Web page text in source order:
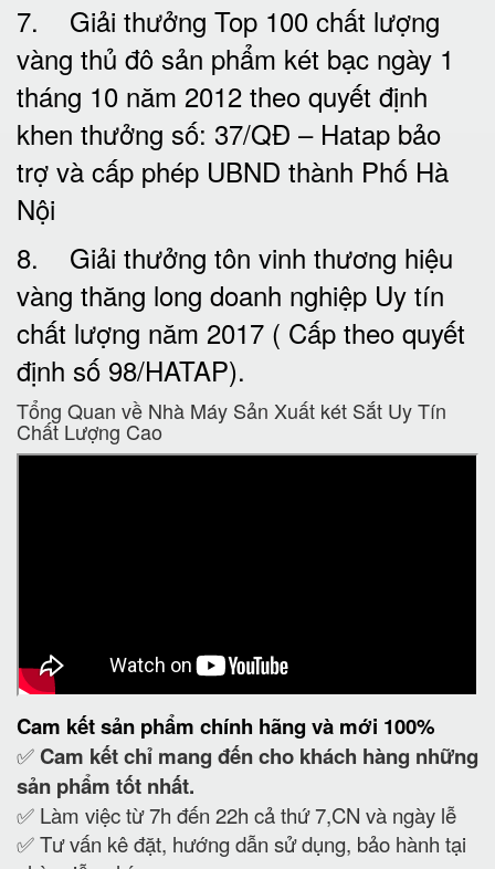
7. Giải thưởng Top 100 chất lượng
vàng thủ đô sản phẩm két bạc ngày 1
tháng 10 năm 2012 theo quyết định
khen thưởng số: 37/QĐ – Hatap bảo
trợ và cấp phép UBND thành Phố Hà
Nội
8. Giải thưởng tôn vinh thương hiệu
vàng thăng long doanh nghiệp Uy tín
chất lượng năm 2017 ( Cấp theo quyết
định số 98/HATAP).
Tổng Quan về Nhà Máy Sản Xuất két Sắt Uy Tín
Chất Lượng Cao
Cam kếtsản phẩm chính hãng và mới 100%
✅ Cam kếtchỉ mang đến cho khách hàng những
sản phẩm tốt nhất.
✅ Làm việc từ 7h đến 22h cả thứ 7,CN và ngày lễ
✅ Tư vấn kê đặt, hướng dẫn sử dụng, bảo hành tại